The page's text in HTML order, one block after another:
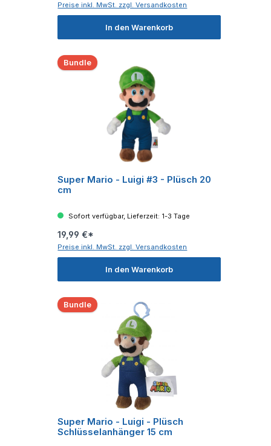
Preise inkl. MwSt. zzgl. Versandkosten
In den Warenkorb
Bundle
Super Mario - Luigi #3 - Plüsch 20
cm
Sofort verfügbar, Lieferzeit: 1-3 Tage
19,99 €*
Preise inkl. MwSt. zzgl. Versandkosten
In den Warenkorb
Bundle
Super Mario - Luigi - Plüsch
Schlüsselanhänger 15 cm